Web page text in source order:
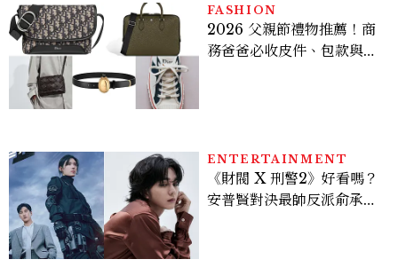
FASHION
2026 父親節禮物推薦！商
務爸爸必收皮件、包款與鞋
ENTERTAINMENT
《財閥 X 刑警2》好看嗎？
安普賢對決最帥反派俞承